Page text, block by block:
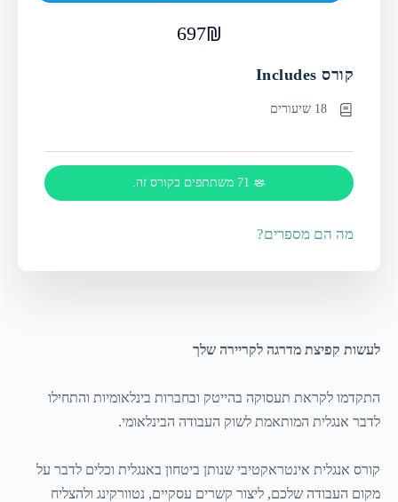
לעשות קפיצת מדרגה לקריירה שלך
התקדמו לקראת תעסוקה בהייטק ובחברות בינלאומיות והתחילו
לדבר אנגלית המותאמת לשוק העבודה הבינלאומי.
קורס אנגלית אינטראקטיבי שנותן ביטחון באנגלית וכלים לדבר על
מקום העבודה שלכם, ליצור קשרים עסקיים, נטוורקינג ולהצליח
697
קורס Includes
18 שיעורים
מה הם מספרים?